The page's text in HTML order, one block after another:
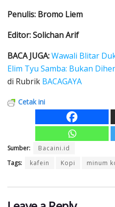
Penulis: Bromo Liem
Editor: Solichan Arif
BACA JUGA:Wawali Blitar
Elim Tyu Samba: Bukan
di Rubrik BACAGAYA
Cetak ini
Sumber:
Bacaini.id
Tags:
kafein Kopi minum